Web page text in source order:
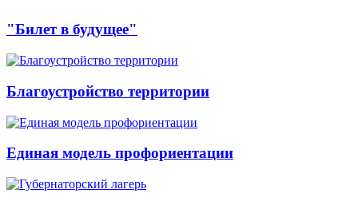
"Билет в будущее"
Благоустройство территории
Единая модель профориентации